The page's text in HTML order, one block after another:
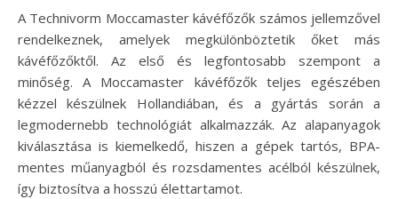
A Technivorm Moccamaster kávéfőzők számos jellemzővel
rendelkeznek, amelyek megkülönböztetik őket más
kávéfőzőktől. Az első és legfontosabb szempont a
minőség. A Moccamaster kávéfőzők teljes egészében
kézzel készülnek Hollandiában, és a gyártás során a
legmodernebb technológiát alkalmazzák. Az alapanyagok
kiválasztása is kiemelkedő, hiszen a gépek tartós, BPA-
mentes műanyagból és rozsdamentes acélból készülnek,
így biztosítva a hosszú élettartamot.